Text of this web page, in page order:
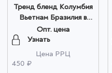
Тренд бленд Колумбия
Вьетнам Бразилия в
зернах 200 г оптом
Опт. цена
Узнать
Цена РРЦ
450 ₽